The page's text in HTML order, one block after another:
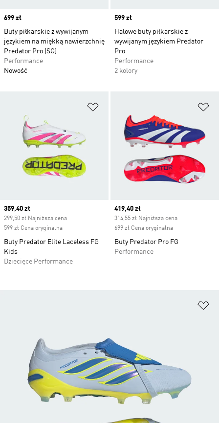
Price
699 zł
Buty piłkarskie z wywijanym
językiem na miękką nawierzchnię
Predator Pro (SG)
Performance
Nowość
Price
599 zł
Halowe buty piłkarskie z
wywijanym językiem Predator
Pro
Performance
2 kolory
Current price
359,40 zł
299,50 zł Najniższa cena
599 zł Cena oryginalna
Buty Predator Elite Laceless FG
Kids
Dziecięce Performance
Current price
419,40 zł
314,55 zł Najniższa cena
699 zł Cena oryginalna
Buty Predator Pro FG
Performance